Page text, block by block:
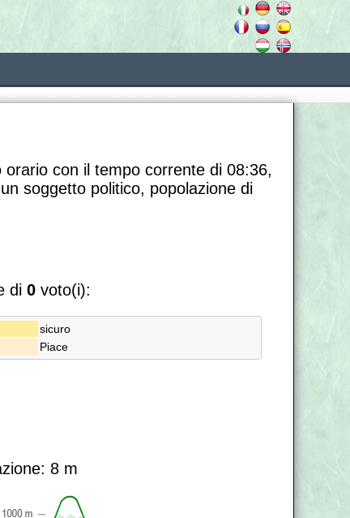
orario con il tempo corrente di 08:36,
soggetto politico, popolazione di
di0 voto(i):
sicuro
Piace
8 m